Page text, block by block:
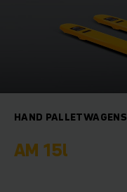
HAND PALLETWAGENS
AM 15l